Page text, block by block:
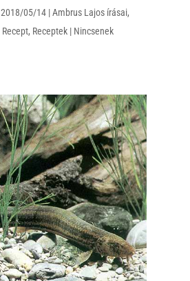
2018/05/14|Ambrus Lajos írásai,
Recept, Receptek| Nincsenek